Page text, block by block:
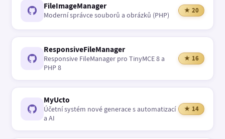
FileImageManager
Moderní správce souborů a obrázků (PHP)
★ 20
ResponsiveFileManager
Responsive FileManager pro TinyMCE 8 a
PHP 8
★ 16
MyUcto
Účetní systém nové generace s automatizací
a AI
★ 14